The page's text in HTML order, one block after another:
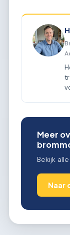
Meer
Bekijk
Naar